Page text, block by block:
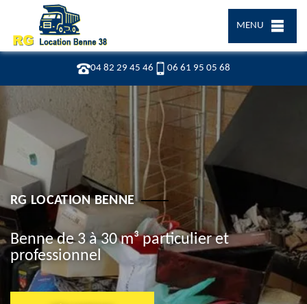
04 82 29 45 46 06 61 95 05 68
MENU
RG LOCATION BENNE
Benne de 3 à 30 m³ particulier et
professionnel